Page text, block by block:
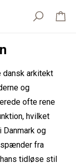
dansk arkitekt
og
ofte rene
hvilket
og
fra
tidløse stil